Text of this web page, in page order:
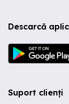
Descarcă
Suport clienți